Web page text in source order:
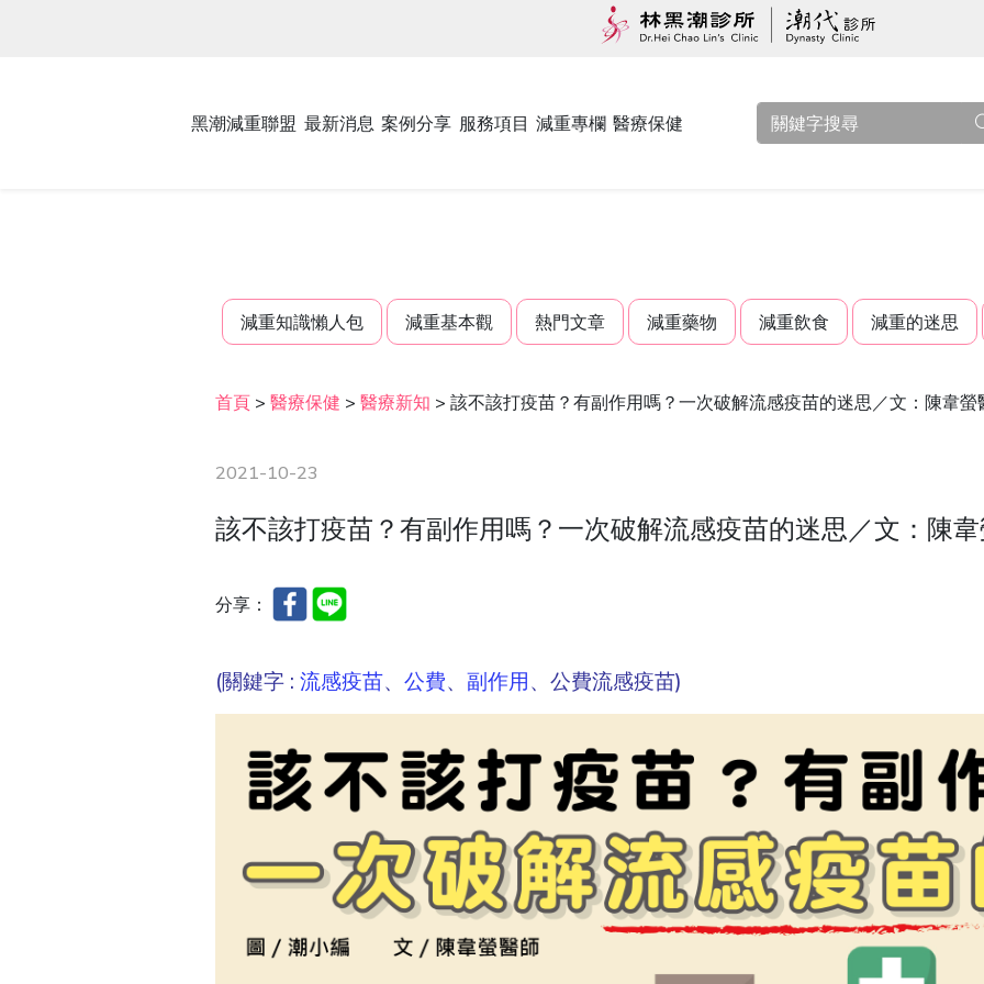
黑潮減重聯盟 最新消息 案例分享 服務項目 減重專欄 醫療保健
減重知識懶人包 減重基本觀 熱門文章 減重藥物 減重飲食 減重的迷思
首頁 >醫療保健 >醫療新知 >該不該打疫苗？有副作用嗎？一次破解流感疫苗的迷思／文：陳韋螢
2021-10-23
該不該打疫苗？有副作用嗎？一次破解流感疫苗的迷思／文：陳
分享：
(關鍵字 :流感疫苗、公費、副作用、公費流感疫苗)